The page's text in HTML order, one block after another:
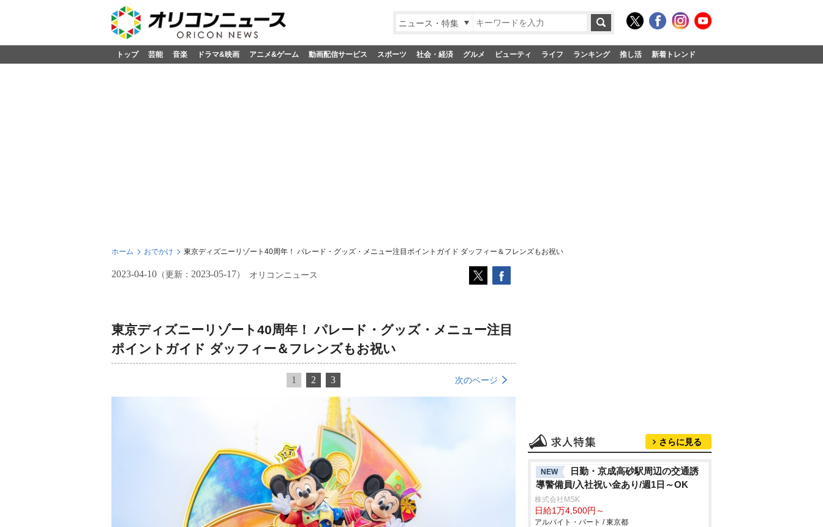
ニュース・特集
トップ 芸能 音楽 ドラマ&映画 アニメ&ゲーム 動画配信サービス スポーツ 社会・経済 グルメ ビューティ ライフ ランキング 推し活 新着トレンド
ホーム おでかけ 東京ディズニーリゾート40周年！ パレード・グッズ・メニュー注目ポイントガイド ダッフィー＆フレンズもお祝い
2023-04-10 （更新： 2023-05-17） オリコンニュース
東京ディズニーリゾート40周年！ パレード・グッズ・メニュー注目
ポイントガイド ダッフィー＆フレンズもお祝い
1 2 3 次のページ
さらに見る
NEW
日勤・京成高砂駅周辺の交通誘
導警備員/入社祝い金あり/週1日～OK
株式会社MSK
日給1万4,500円～
アルバイト・パート / 東京都